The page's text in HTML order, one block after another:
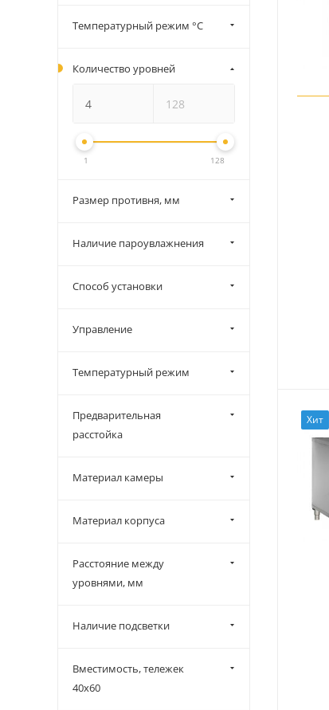
Хит
Температурный режим °C
Количество уровней
1 128
Размер противня, мм
Наличие пароувлажнения
Способ установки
Управление
Температурный режим
Предварительная
расстойка
Материал камеры
Материал корпуса
Расстояние между
уровнями, мм
Наличие подсветки
Вместимость, тележек
40x60